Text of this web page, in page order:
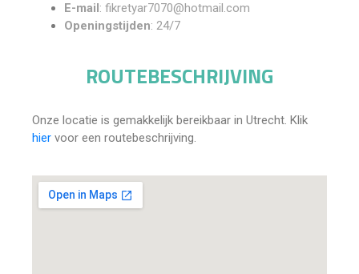
E-mail: fikretyar7070@hotmail.com
Openingstijden: 24/7
ROUTEBESCHRIJVING
Onze locatie is gemakkelijk bereikbaar in Utrecht. Klik
hier voor een routebeschrijving.